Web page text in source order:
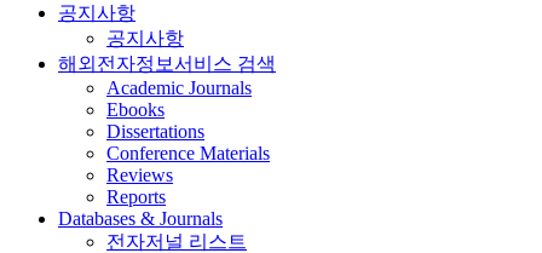
공지사항
공지사항
해외전자정보서비스 검색
Academic Journals
Ebooks
Dissertations
Conference Materials
Reviews
Reports
Databases & Journals
전자저널 리스트